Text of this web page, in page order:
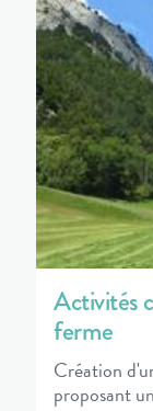
Activités
ferme
Création
proposant